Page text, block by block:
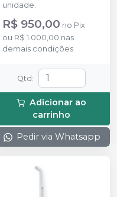
unidade.
R$ 950,00 no Pix
ou R$ 1.000,00 nas
demais condições
Qtd:
Adicionar ao
carrinho
Pedir via Whatsapp